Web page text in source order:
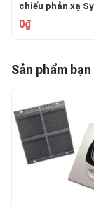
chiếu phản xạ
Sensor BEAM1224
0₫
Sản phẩm